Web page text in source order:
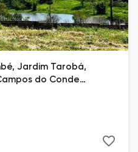
Jardim Tarobá,
do Conde